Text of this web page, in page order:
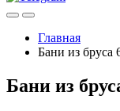
Главная
Бани из бруса
Бани из